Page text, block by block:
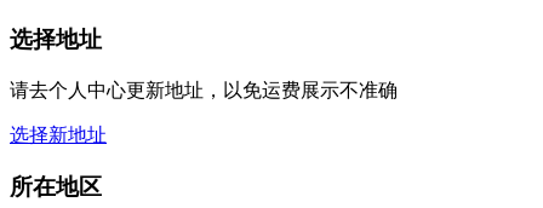
选择地址
请去个人中心更新地址，以免运费展示不准确
选择新地址
所在地区